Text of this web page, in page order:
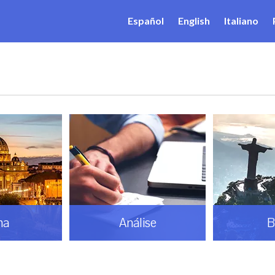
Español English Italiano
Análise